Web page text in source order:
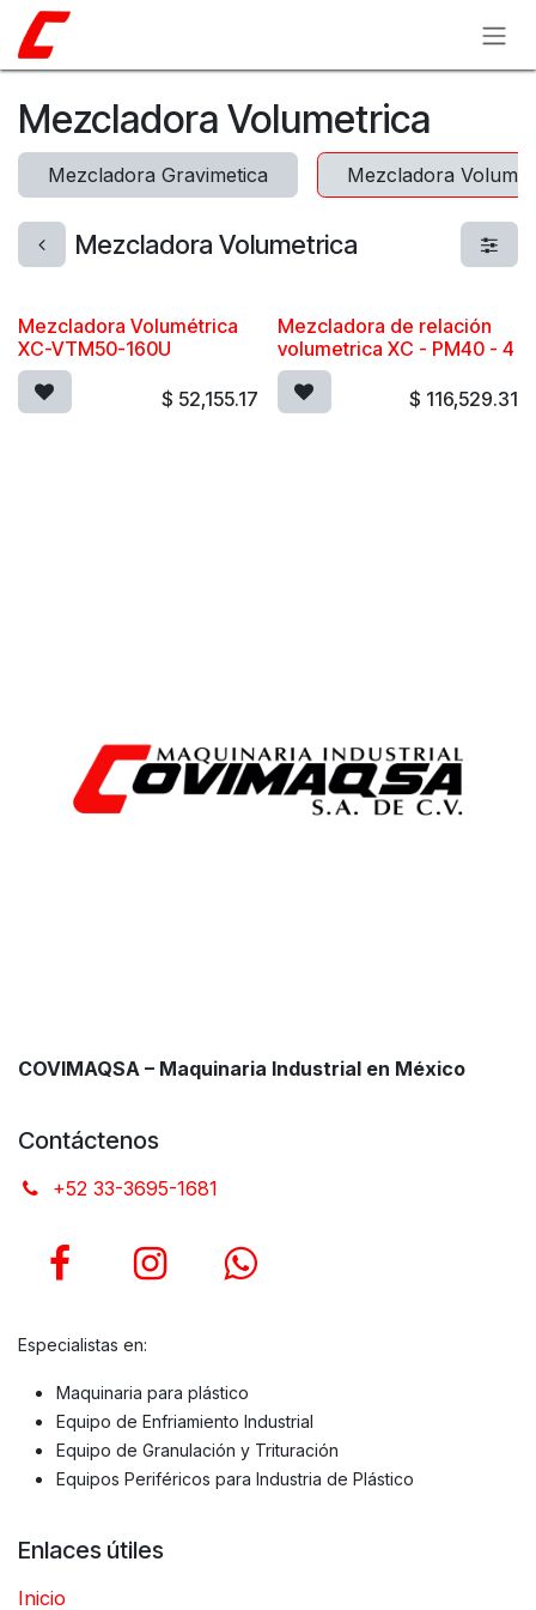
Ir al contenido
Mezcladora Volumetrica
Mezcladora Gravimetica Mezcladora
Mezcladora Volumetrica
Mezcladora Volumétrica
XC-VTM50-160U
$ 52,155.17
Mezcladora de relación
volumetrica XC - PM40 - 4
$ 116,529.31
COVIMAQSA – Maquinaria Industrial en México
Contáctenos
+52 33-3695-1681
Especialistas en:
Maquinaria para plástico
Equipo de Enfriamiento Industrial
Equipo de Granulación y Trituración
Equipos Periféricos para Industria de Plástico
Enlaces útiles
Inicio